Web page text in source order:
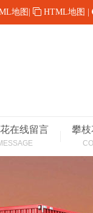
地图 HTML地图
在线留言 攀枝